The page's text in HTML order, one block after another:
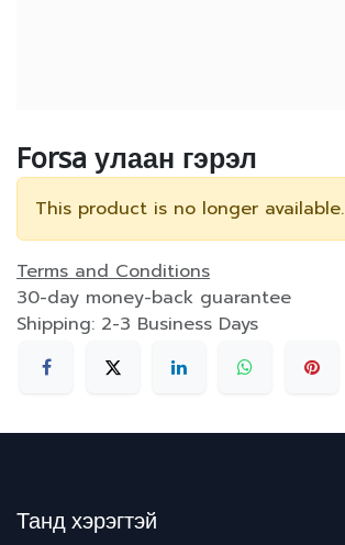
Forsa улаан гэрэл
This product is no longer available.
Terms and Conditions
30-day money-back guarantee
Shipping: 2-3 Business Days
Танд хэрэгтэй